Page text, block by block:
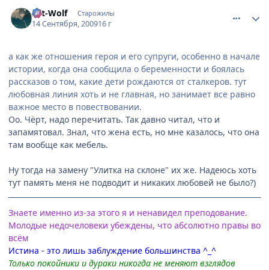
Art-Wolf Старожилы
14 Сентября, 200916 г
а как же отношения героя и его супруги, особенно в начале
истории, когда она сообщила о беременности и боялась
рассказов о том, какие дети рождаются от сталкеров. тут
любовная линия хоть и не главная, но занимает все равно
важное место в повествовании.
Оо. Чёрт, надо перечитать. Так давно читал, что и
запамятовал. Знал, что жена есть, но мне казалось, что она
там вообще как мебель.
Ну тогда на замену "Улитка на склоне" их же. Надеюсь хоть
тут память меня не подводит и никаких любовей не было?)
Знаете именно из-за этого я и ненавидел преподование.
Молодые недочеловеки убеждены, что абсолютно правы во
всём
Истина - это лишь заблуждение большинства ^_^
Только покойники и дураки никогда не меняют взглядов